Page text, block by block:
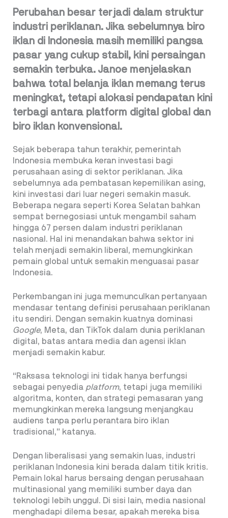
Perubahan besar terjadi dalam struktur
industri periklanan. Jika sebelumnya biro
iklan di Indonesia masih memiliki pangsa
pasar yang cukup stabil, kini persaingan
semakin terbuka. Janoe menjelaskan
bahwa total belanja iklan memang terus
meningkat, tetapi alokasi pendapatan kini
terbagi antara platform digital global dan
biro iklan konvensional.
Sejak beberapa tahun terakhir, pemerintah
Indonesia membuka keran investasi bagi
perusahaan asing di sektor periklanan. Jika
sebelumnya ada pembatasan kepemilikan asing,
kini investasi dari luar negeri semakin masuk.
Beberapa negara seperti Korea Selatan bahkan
sempat bernegosiasi untuk mengambil saham
hingga 67 persen dalam industri periklanan
nasional. Hal ini menandakan bahwa sektor ini
telah menjadi semakin liberal, memungkinkan
pemain global untuk semakin menguasai pasar
Indonesia.
Perkembangan ini juga memunculkan pertanyaan
mendasar tentang definisi perusahaan periklanan
itu sendiri. Dengan semakin kuatnya dominasi
Google, Meta, dan TikTok dalam dunia periklanan
digital, batas antara media dan agensi iklan
menjadi semakin kabur.
“Raksasa teknologi ini tidak hanya berfungsi
sebagai penyedia platform, tetapi juga memiliki
algoritma, konten, dan strategi pemasaran yang
memungkinkan mereka langsung menjangkau
audiens tanpa perlu perantara biro iklan
tradisional,” katanya.
Dengan liberalisasi yang semakin luas, industri
periklanan Indonesia kini berada dalam titik kritis.
Pemain lokal harus bersaing dengan perusahaan
multinasional yang memiliki sumber daya dan
teknologi lebih unggul. Di sisi lain, media nasional
menghadapi dilema besar, apakah mereka bisa